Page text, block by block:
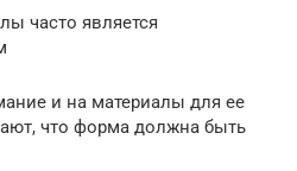
часто является
и на материалы для ее
что форма должна быть